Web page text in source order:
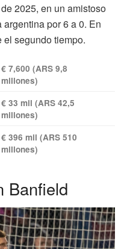
2025, en un amistoso
por 6 a 0. En
segundo tiempo.
€ 7,600 (ARS 9,8
millones)
€ 33 mil (ARS 42,5
millones)
€ 396 mil (ARS 510
millones)
Banfield